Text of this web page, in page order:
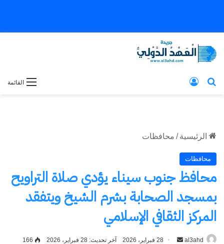
القائمة بحث عن
الرئيسية / محافظات
محافظات
محافظ جنوب سيناء يؤدي صلاة التراويح
بمسجد الصحابة بشرم الشيخ ويتفقد
المركز الثقافي الإسلامي
al3ahd
أرسل 28 فبراير، 2026 آخر تحديث: 28 فبراير، 2026 166